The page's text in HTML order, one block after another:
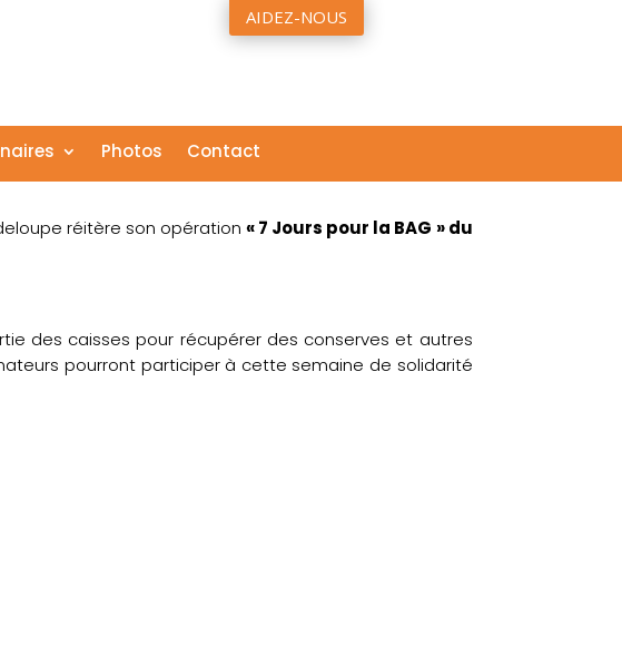
AIDEZ-NOUS
Photos Contact
réitère son opération « 7 Jours pour la BAG » du
des caisses pour récupérer des conserves et autres
pourront participer à cette semaine de solidarité